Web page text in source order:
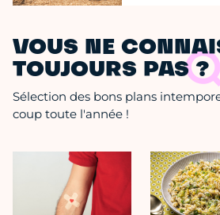
VOUS NE
TOUJOURS PAS ?
Sélection des bons plans
coup toute l'année !